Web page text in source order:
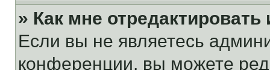
» Как мне
Если вы не являетесь
конференции, вы можете